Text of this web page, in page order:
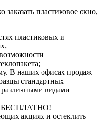
пластиковое окно,
пластиковых и
В наших офисах продаж
стандартных
различными видами
БЕСПЛАТНО!
акциях и остеклить